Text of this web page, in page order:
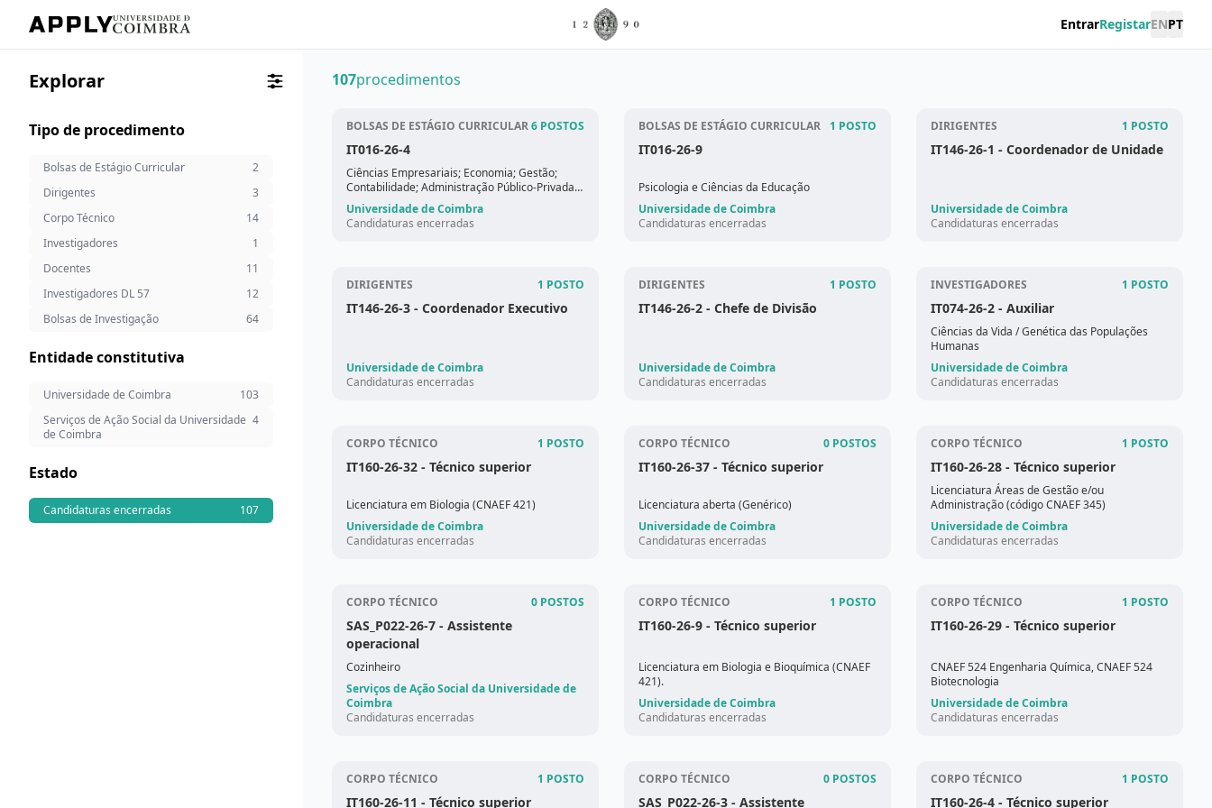
EntrarRegistarENPT
Explorar
Tipo de procedimento
Bolsas de Estágio Curricular
2
Dirigentes
3
Corpo Técnico
14
Investigadores
1
Docentes
11
Investigadores DL 57
12
Bolsas de Investigação
64
Entidade constitutiva
Universidade de Coimbra
103
Serviços de Ação Social da Universidade
de Coimbra
4
Estado
Candidaturas encerradas 107
107procedimentos
BOLSAS DE ESTÁGIO CURRICULAR6 POSTOS
IT016-26-4
Ciências Empresariais; Economia; Gestão;
Contabilidade; Administração Público-Privada;
Relações Internacionais; Estudos Europeus;
Ciências da Educação; História; Biologia
Universidade de Coimbra
Candidaturas encerradas
BOLSAS DE ESTÁGIO CURRICULAR 1 POSTO
IT016-26-9
Psicologia e Ciências da Educação
Universidade de Coimbra
Candidaturas encerradas
DIRIGENTES 1 POSTO
IT146-26-1 - Coordenador de Unidade
Universidade de Coimbra
Candidaturas encerradas
DIRIGENTES 1 POSTO
IT146-26-3 - Coordenador Executivo
Universidade de Coimbra
Candidaturas encerradas
DIRIGENTES 1 POSTO
IT146-26-2 - Chefe de Divisão
Universidade de Coimbra
Candidaturas encerradas
INVESTIGADORES 1 POSTO
IT074-26-2 - Auxiliar
Ciências da Vida / Genética das Populações
Humanas
Universidade de Coimbra
Candidaturas encerradas
CORPO TÉCNICO 1 POSTO
IT160-26-32 - Técnico superior
Licenciatura em Biologia (CNAEF 421)
Universidade de Coimbra
Candidaturas encerradas
CORPO TÉCNICO 0 POSTOS
IT160-26-37 - Técnico superior
Licenciatura aberta (Genérico)
Universidade de Coimbra
Candidaturas encerradas
CORPO TÉCNICO 1 POSTO
IT160-26-28 - Técnico superior
Licenciatura Áreas de Gestão e/ou
Administração (código CNAEF 345)
Universidade de Coimbra
Candidaturas encerradas
CORPO TÉCNICO 0 POSTOS
SAS_P022-26-7 - Assistente
operacional
Cozinheiro
Serviços de Ação Social da Universidade de
Coimbra
Candidaturas encerradas
CORPO TÉCNICO 1 POSTO
IT160-26-9 - Técnico superior
Licenciatura em Biologia e Bioquímica (CNAEF
421).
Universidade de Coimbra
Candidaturas encerradas
CORPO TÉCNICO 1 POSTO
IT160-26-29 - Técnico superior
CNAEF 524 Engenharia Química, CNAEF 524
Biotecnologia
Universidade de Coimbra
Candidaturas encerradas
CORPO TÉCNICO 1 POSTO
IT160-26-11 - Técnico superior
CORPO TÉCNICO 0 POSTOS
SAS_P022-26-3 - Assistente
CORPO TÉCNICO 1 POSTO
IT160-26-4 - Técnico superior